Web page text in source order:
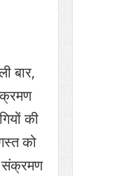
बार,
की
को
संक्रमण